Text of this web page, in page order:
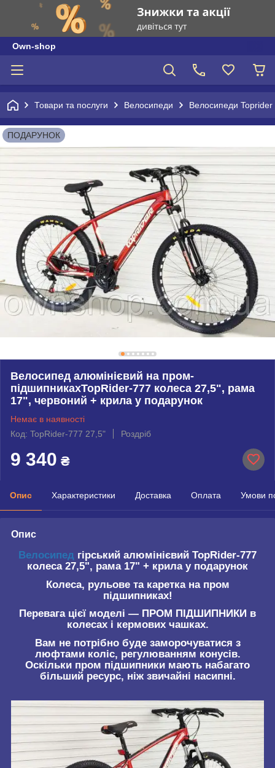
Own-shop
Товари та послуги Велосипеди Велосипеди Toprider
ПОДАРУНОК
Велосипед алюмінієвий на пром-
підшипникахTopRider-777 колеса 27,5", рама
17", червоний + крила у подарунок
Немає в наявності
Код: TopRider-777 27,5"
Роздріб
9 340 ₴
Опис Характеристики Доставка Оплата Умови
Опис
Велосипед гірський алюмінієвий TopRider-777
колеса 27,5", рама 17" + крила у подарунок
Колеса, рульове та каретка на пром
підшипниках!
Перевага цієї моделі — ПРОМ ПІДШИПНИКИ в
колесах і кермових чашках.
Вам не потрібно буде заморочуватися з
люфтами коліс, регулюванням конусів.
Оскільки пром підшипники мають набагато
більший ресурс, ніж звичайні насипні.